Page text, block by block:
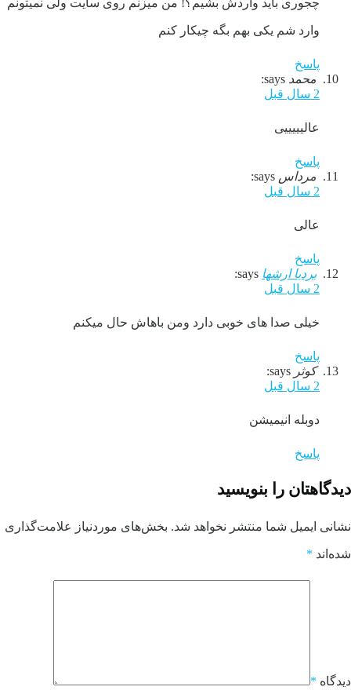
چجوری باید واردش بشیم؟! من میزنم روی سایت ولی نمیتونم
وارد شم یکی بهم بگه چیکار کنم
پاسخ
محمد says:
2 سال قبل
عالیییییی
پاسخ
مرداس says:
2 سال قبل
عالی
پاسخ
بردیا ارشها says:
2 سال قبل
خیلی صدا های خوبی دارد ومن باهاش حال میکنم
پاسخ
کوثر says:
2 سال قبل
دوبله انیمیشن
پاسخ
دیدگاهتان را بنویسید
نشانی ایمیل شما منتشر نخواهد شد. بخش‌های موردنیاز علامت‌گذاری
شده‌اند *
دیدگاه *